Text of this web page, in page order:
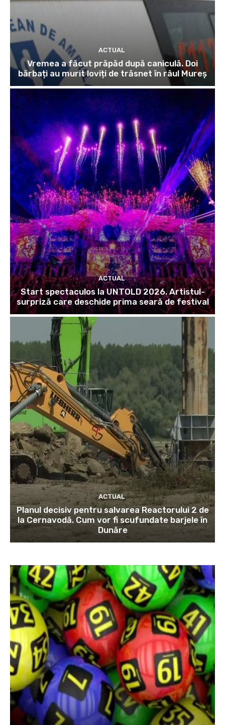
ACTUAL
Vremea a făcut prăpăd după caniculă. Doi
bărbați au murit loviți de trăsnet în râul Mureș
ACTUAL
Start spectaculos la UNTOLD 2026. Artistul-
surpriză care deschide prima seară de festival
ACTUAL
Planul decisiv pentru salvarea Reactorului 2 de
la Cernavodă. Cum vor fi scufundate barjele în
Dunăre